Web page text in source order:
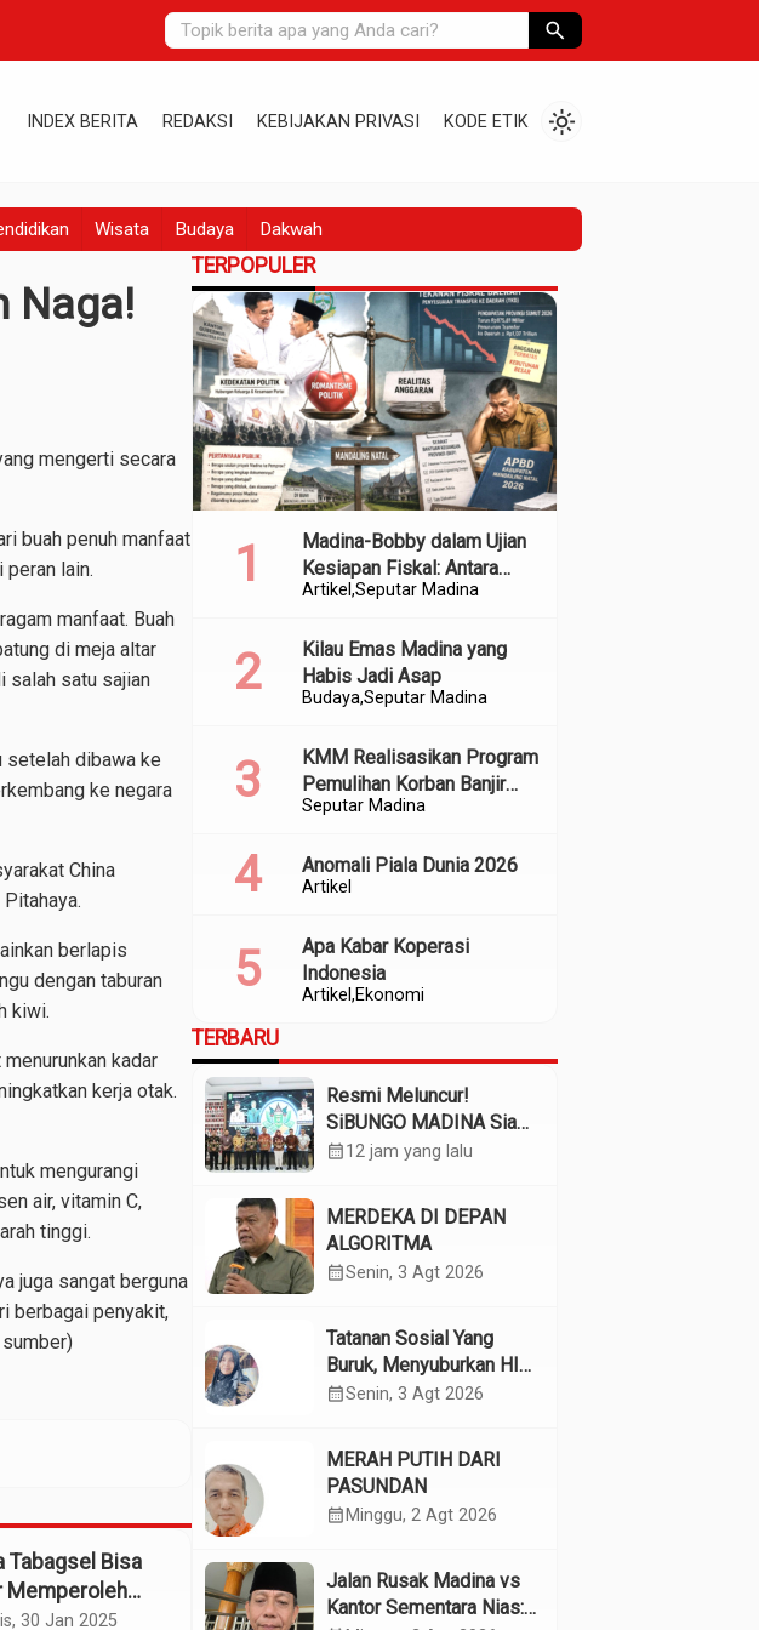
search
INDEX BERITA REDAKSI KEBIJAKAN PRIVASI KODE ETIK light_mode
Wisata Budaya Dakwah
Naga!
mengerti secara
buah penuh manfaat
peran lain.
manfaat. Buah
di meja altar
salah satu sajian
setelah dibawa ke
ke negara
China
berlapis
dengan taburan
kiwi.
kadar
kerja otak.
mengurangi
air, vitamin C,
tinggi.
juga sangat berguna
berbagai penyakit,
Tabagsel Bisa
Memperoleh
Kaki dan
30 Jan 2025
TERPOPULER
Artikel Seputar Madina
Madina-Bobby dalam Ujian
Kesiapan Fiskal: Antara
Kedekatan Politik dan
BudayaSeputar Madina
Kilau Emas Madina yang
Habis Jadi Asap
Seputar Madina
KMM Realisasikan Program
Pemulihan Korban Banjir
dan Longsor di Kabupaten
Artikel
Anomali Piala Dunia 2026
Artikel Ekonomi
Apa Kabar Koperasi
Indonesia
TERBARU
Resmi Meluncur!
SiBUNGO MADINA Siap
Optimalkan Pendapatan
calendar_month12 jam yang lalu
MERDEKA DI DEPAN
ALGORITMA
calendar_monthSenin, 3 Agt 2026
Tatanan Sosial Yang
Buruk, Menyuburkan HIV
Pada Remaja
calendar_monthSenin, 3 Agt 2026
MERAH PUTIH DARI
PASUNDAN
calendar_month Minggu, 2 Agt 2026
Jalan Rusak Madina vs
Kantor Sementara Nias: